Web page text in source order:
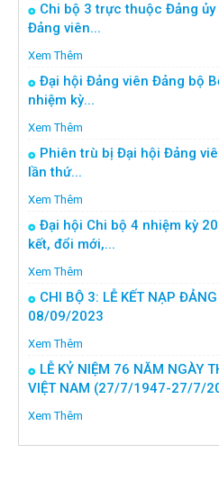
Chi bộ 3 trực thuộc Đảng ủy
Đảng viên...
Xem Thêm
Đại hội Đảng viên Đảng bộ
nhiệm kỳ...
Xem Thêm
Phiên trù bị Đại hội Đảng
lần thứ...
Xem Thêm
Đại hội Chi bộ 4 nhiệm kỳ
kết, đổi mới,...
Xem Thêm
CHI BỘ 3: LỄ KẾT NẠP
08/09/2023
Xem Thêm
LỄ KỶ NIỆM 76 NĂM NGÀY
VIỆT NAM (27/7/1947-27/7/
Xem Thêm